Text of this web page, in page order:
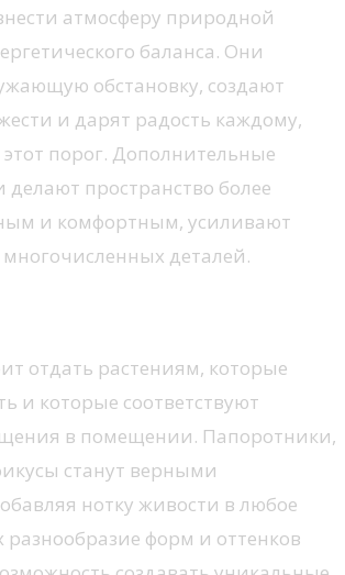
атмосферу природной
баланса. Они
обстановку, создают
и дарят радость каждому,
этот порог. Дополнительные
делают пространство более
и комфортным, усиливают
многочисленных деталей.
отдать растениям, которые
и которые соответствуют
в помещении. Папоротники,
станут верными
нотку живости в любое
форм и оттенков